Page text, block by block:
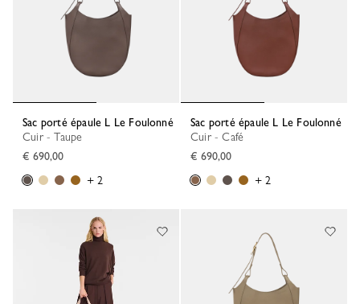
Sac porté épaule L Le Foulonné
Cuir - Taupe
€ 690,00
+ 2
Sac porté épaule L Le Foulonné
Cuir - Café
€ 690,00
+ 2